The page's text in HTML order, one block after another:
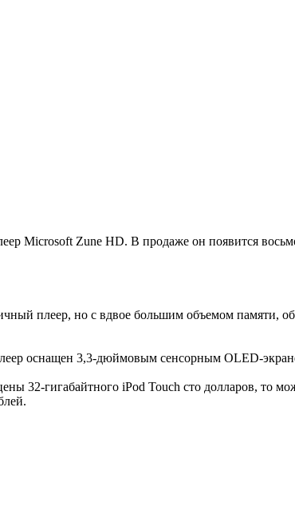
Microsoft Zune HD. В продаже он появится
плеер, но с вдвое большим объемом памяти,
оснащен 3,3-дюймовым сенсорным OLED-
32-гигабайтного iPod Touch сто долларов, то